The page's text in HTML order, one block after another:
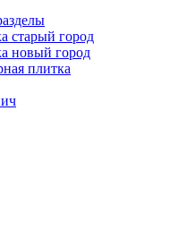
старый город
новый город
плитка